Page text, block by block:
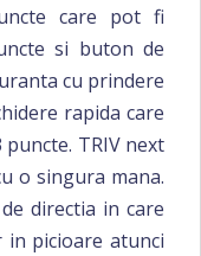
care pot fi
si buton de
cu prindere
rapida care
TRIV next
o singura mana.
directia in care
picioare atunci